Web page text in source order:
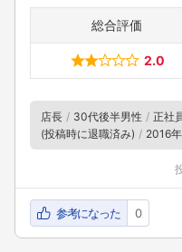
総合評価
2.0
店長 30代後半男性 正社
(投稿時に退職済み)
2016
参考になった 0